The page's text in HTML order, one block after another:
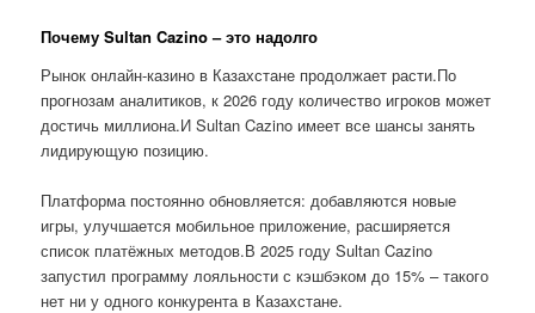
Почему Sultan Cazino – это надолго
Рынок онлайн-казино в Казахстане продолжает расти.По
прогнозам аналитиков, к 2026 году количество игроков может
достичь миллиона.И Sultan Cazino имеет все шансы занять
лидирующую позицию.
Платформа постоянно обновляется: добавляются новые
игры, улучшается мобильное приложение, расширяется
список платёжных методов.В 2025 году Sultan Cazino
запустил программу лояльности с кэшбэком до 15% – такого
нет ни у одного конкурента в Казахстане.